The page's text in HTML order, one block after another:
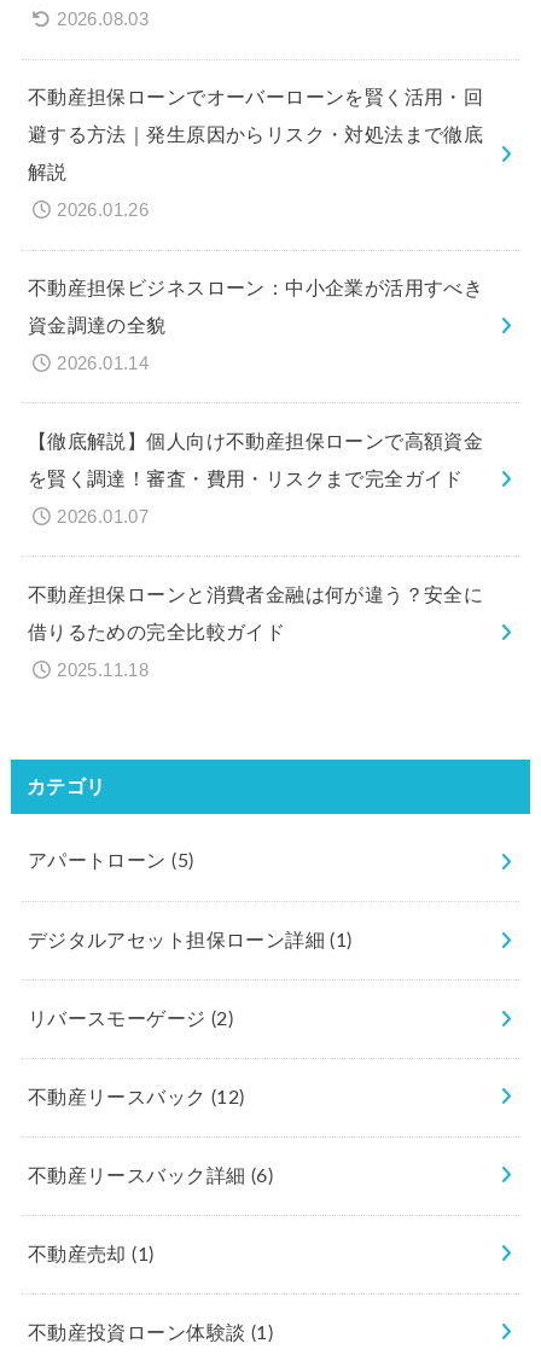
2026.08.03
不動産担保ローンでオーバーローンを賢く活用・回
避する方法｜発生原因からリスク・対処法まで徹底
解説
2026.01.26
不動産担保ビジネスローン：中小企業が活用すべき
資金調達の全貌
2026.01.14
【徹底解説】個人向け不動産担保ローンで高額資金
を賢く調達！審査・費用・リスクまで完全ガイド
2026.01.07
不動産担保ローンと消費者金融は何が違う？安全に
借りるための完全比較ガイド
2025.11.18
カテゴリ
アパートローン(5)
デジタルアセット担保ローン詳細(1)
リバースモーゲージ (2)
不動産リースバック (12)
不動産リースバック詳細 (6)
不動産売却(1)
不動産投資ローン体験談 (1)